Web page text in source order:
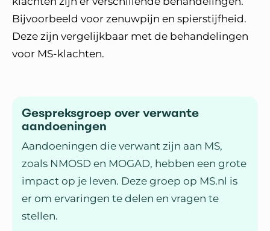
Bijvoorbeeld voor zenuwpijn en spierstijfheid.
Deze zijn vergelijkbaar met de behandelingen
voor MS-klachten.
Gespreksgroep over verwante
aandoeningen
Aandoeningen die verwant zijn aan MS,
zoals NMOSD en MOGAD, hebben een grote
impact op je leven. Deze groep op MS.nl is
er om ervaringen te delen en vragen te
stellen.